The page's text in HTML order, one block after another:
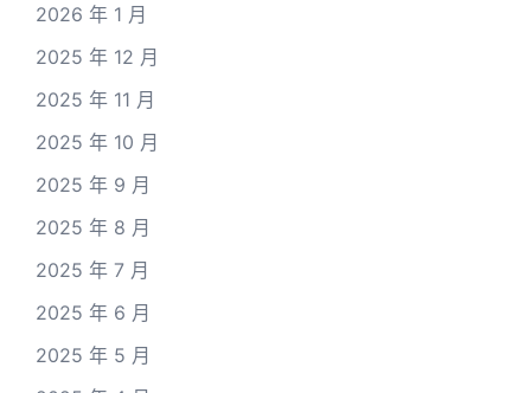
2026 年 1 月
2025 年 12 月
2025 年 11 月
2025 年 10 月
2025 年 9 月
2025 年 8 月
2025 年 7 月
2025 年 6 月
2025 年 5 月